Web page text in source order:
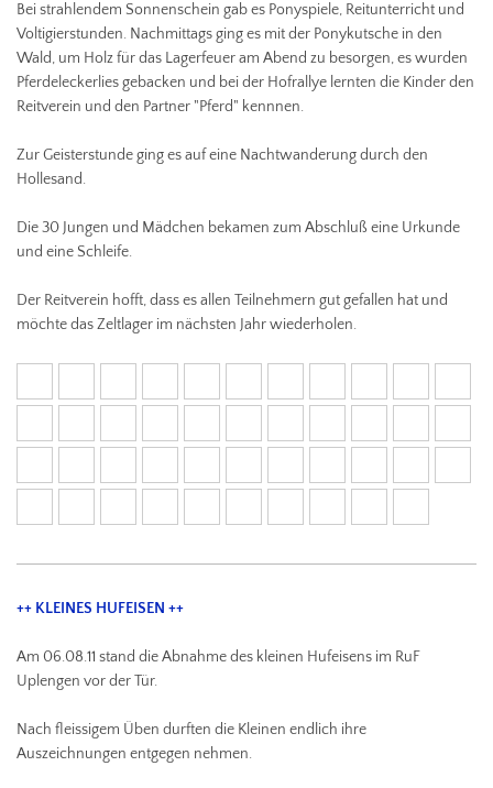
Bei strahlendem Sonnenschein gab es Ponyspiele, Reitunterricht und
Voltigierstunden. Nachmittags ging es mit der Ponykutsche in den
Wald, um Holz für das Lagerfeuer am Abend zu besorgen, es wurden
Pferdeleckerlies gebacken und bei der Hofrallye lernten die Kinder den
Reitverein und den Partner "Pferd" kennnen.
Zur Geisterstunde ging es auf eine Nachtwanderung durch den
Hollesand.
Die 30 Jungen und Mädchen bekamen zum Abschluß eine Urkunde
und eine Schleife.
Der Reitverein hofft, dass es allen Teilnehmern gut gefallen hat und
möchte das Zeltlager im nächsten Jahr wiederholen.
++ KLEINES HUFEISEN ++
Am 06.08.11 stand die Abnahme des kleinen Hufeisens im RuF
Uplengen vor der Tür.
Nach fleissigem Üben durften die Kleinen endlich ihre
Auszeichnungen entgegen nehmen.